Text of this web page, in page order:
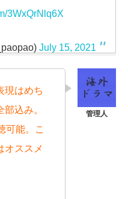
3WxQrNlq6X
July 15, 2021
はめち
込み。
可能。こ
オススメ